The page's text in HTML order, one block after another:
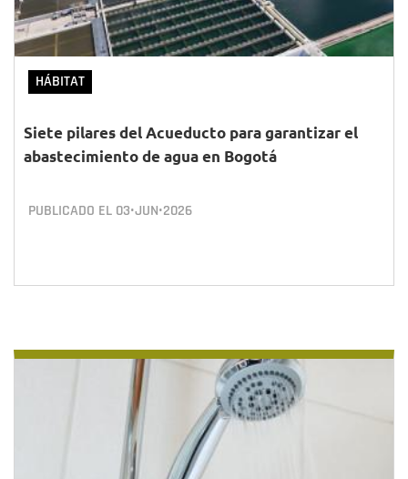
HÁBITAT
Siete pilares del Acueducto para garantizar el
abastecimiento de agua en Bogotá
PUBLICADO EL 03•JUN•2026